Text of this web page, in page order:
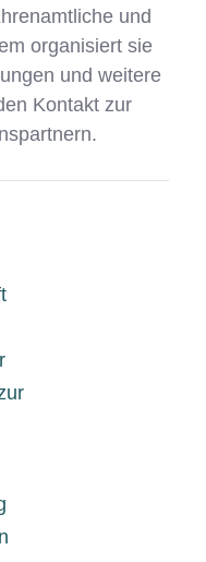
und
organisiert sie
und weitere
Kontakt zur